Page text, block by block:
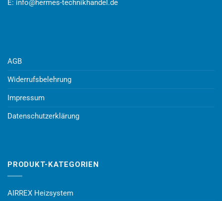
E: info@hermes-technikhandel.de
AGB
Widerrufsbelehrung
Impressum
Datenschutzerklärung
PRODUKT-KATEGORIEN
AIRREX Heizsystem